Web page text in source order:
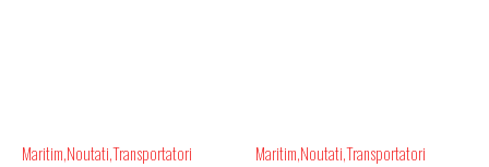
Maritim NoutatiTransportatori Maritim NoutatiTransportatori